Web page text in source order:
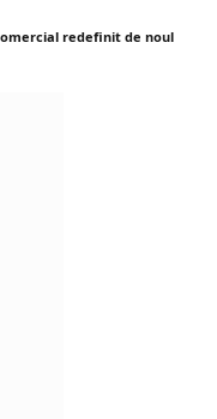
redefinit de noul